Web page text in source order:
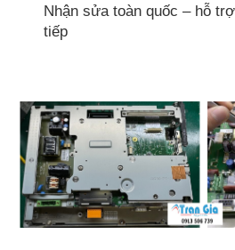
Nhận sửa toàn quốc – hỗ
tiếp